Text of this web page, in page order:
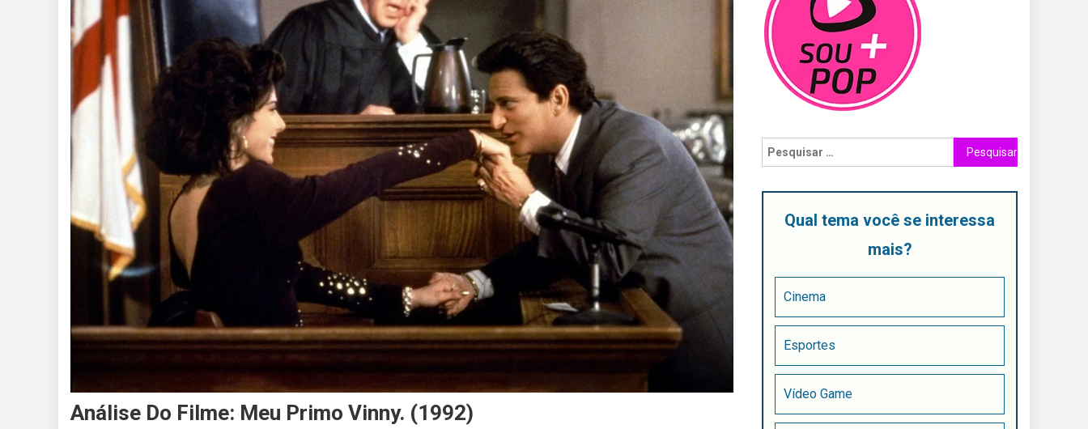
Análise Do Filme: Meu Primo Vinny. (1992)
Qual tema você se interessa
mais?
Cinema
Esportes
Vídeo Game